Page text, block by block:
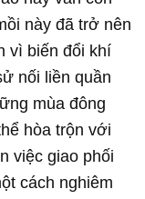
này đã trở nên
vì biến đổi khí
nối liền quần
mùa đông
hòa trộn với
việc giao phối
cách nghiêm